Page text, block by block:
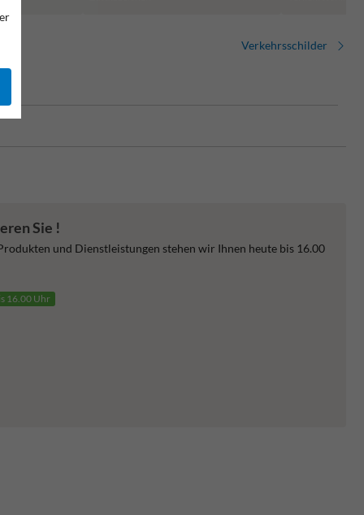
Verkehrsschilder
Sie !
und Dienstleistungen stehen wir Ihnen heute bis 16.00
16.00 Uhr